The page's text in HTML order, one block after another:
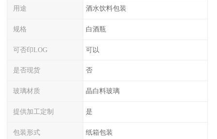
用途 酒水饮料包装
规格 白酒瓶
可否印LOG 可以
是否现货 否
玻璃材质 晶白料玻璃
提供加工定制 是
包装形式 纸箱包装